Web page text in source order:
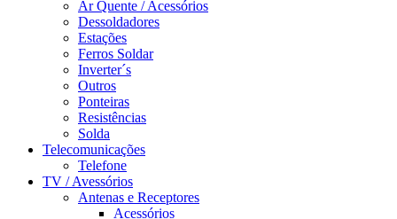
Ar Quente / Acessórios
Dessoldadores
Estações
Ferros Soldar
Inverter´s
Outros
Ponteiras
Resistências
Solda
Telecomunicações
Telefone
TV / Avessórios
Antenas e Receptores
Acessórios